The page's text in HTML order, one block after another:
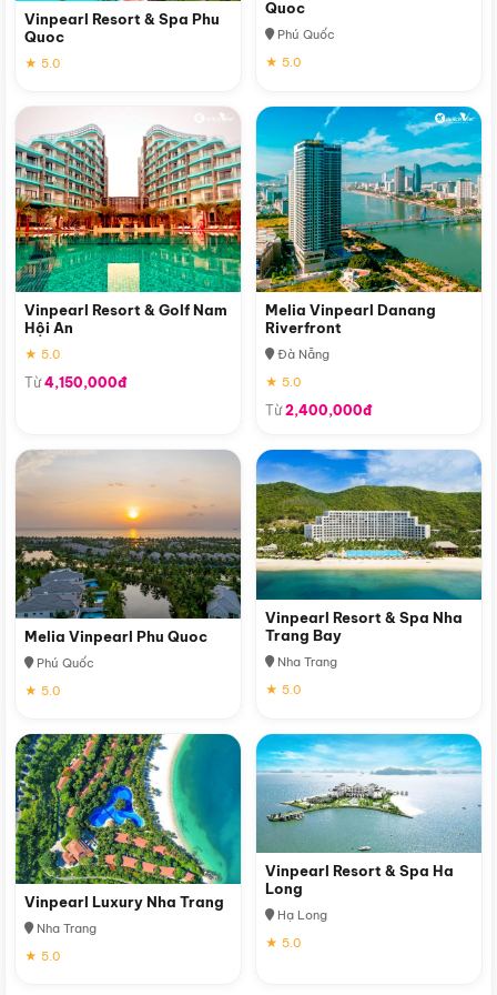
Vinpearl Resort & Spa Phu
Quoc
★ 5.0
Quoc
Phú Quốc
★ 5.0
Vinpearl Resort & Golf Nam
Hội An
★ 5.0
Từ4,150,000đ
Melia Vinpearl Danang
Riverfront
Đà Nẵng
★ 5.0
Từ2,400,000đ
Melia Vinpearl Phu Quoc
Phú Quốc
★ 5.0
Vinpearl Resort & Spa Nha
Trang Bay
Nha Trang
★ 5.0
Vinpearl Luxury Nha Trang
Nha Trang
★ 5.0
Vinpearl Resort & Spa Ha
Long
Hạ Long
★ 5.0